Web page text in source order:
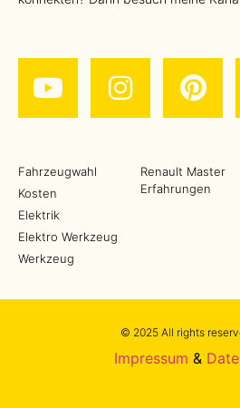
Fahrzeugwahl
Kosten
Elektrik
Elektro Werkzeug
Werkzeug
Renault Master
Erfahrungen
© 2025 All rights
Impressum &